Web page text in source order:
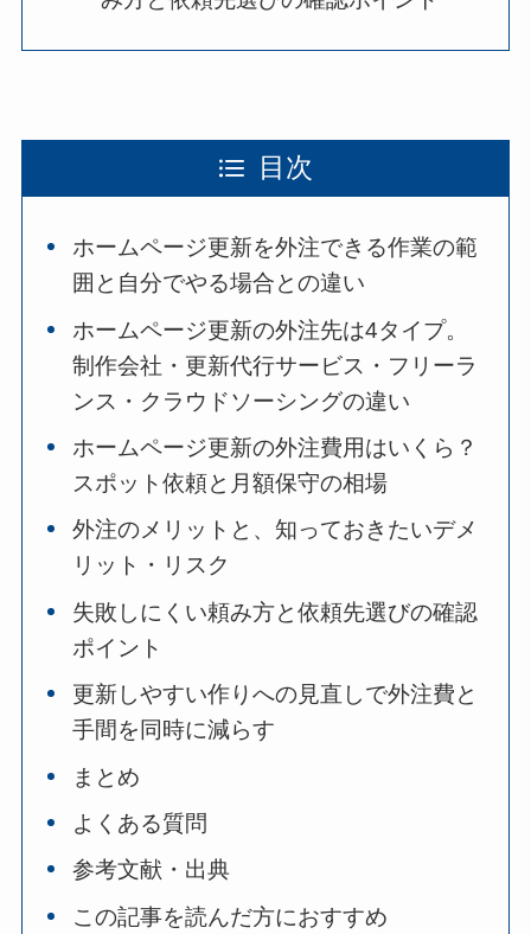
目次
ホームページ更新を外注できる作業の範
囲と自分でやる場合との違い
ホームページ更新の外注先は4タイプ。
制作会社・更新代行サービス・フリーラ
ンス・クラウドソーシングの違い
ホームページ更新の外注費用はいくら？
スポット依頼と月額保守の相場
外注のメリットと、知っておきたいデメ
リット・リスク
失敗しにくい頼み方と依頼先選びの確認
ポイント
更新しやすい作りへの見直しで外注費と
手間を同時に減らす
まとめ
よくある質問
参考文献・出典
この記事を読んだ方におすすめ